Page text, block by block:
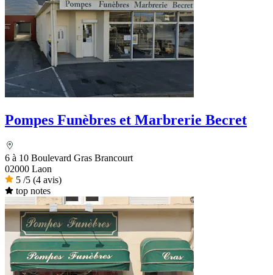
Pompes Funèbres et Marbrerie Becret
6 à 10 Boulevard Gras Brancourt
02000 Laon
5 /5 (4 avis)
top notes